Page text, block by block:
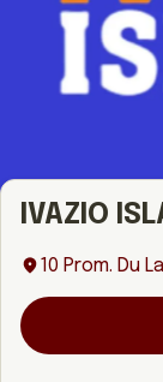
IVAZIO
10 Prom. Du